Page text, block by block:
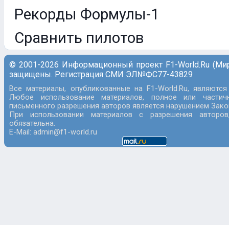
Рекорды Формулы-1
Сравнить пилотов
© 2001-2026 Информационный проект F1-World.Ru
защищены. Регистрация СМИ ЭЛ№ФС77-43829
Все материалы, опубликованные на F1-World.Ru,
Любое использование материалов, полное или
письменного разрешения авторов является нарушением
При использовании материалов с разрешения
обязательна.
E-Mail: admin@f1-world.ru